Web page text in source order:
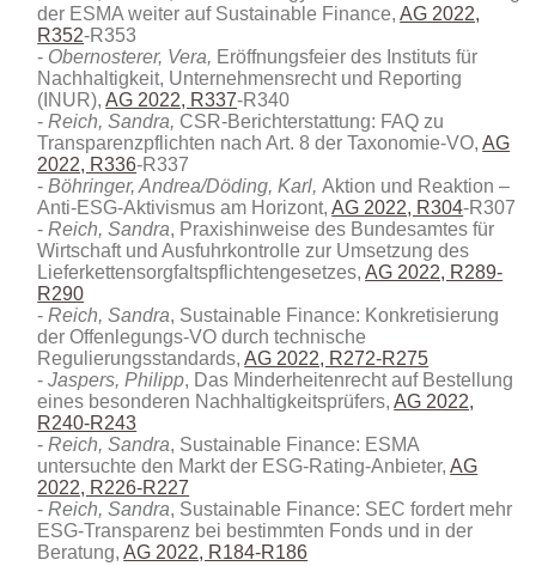
der ESMA weiter auf Sustainable Finance,AG 2022,
R352-R353
Obernosterer, Vera, Eröffnungsfeier des Instituts für
Nachhaltigkeit, Unternehmensrecht und Reporting
(INUR),AG 2022, R337-R340
Reich, Sandra, CSR-Berichterstattung: FAQ zu
Transparenzpflichten nach Art. 8 der Taxonomie-VO,AG
2022, R336-R337
Böhringer, Andrea/Döding, Karl,Aktion und Reaktion –
Anti-ESG-Aktivismus am Horizont,AG 2022, R304-R307
Reich, Sandra, Praxishinweise des Bundesamtes für
Wirtschaft und Ausfuhrkontrolle zur Umsetzung des
Lieferkettensorgfaltspflichtengesetzes,AG 2022, R289-
R290
Reich, Sandra, Sustainable Finance: Konkretisierung
der Offenlegungs-VO durch technische
Regulierungsstandards,AG 2022, R272-R275
Jaspers, Philipp, Das Minderheitenrecht auf Bestellung
eines besonderen Nachhaltigkeitsprüfers,AG 2022,
R240-R243
Reich, Sandra, Sustainable Finance: ESMA
untersuchte den Markt der ESG-Rating-Anbieter,AG
2022, R226-R227
Reich, Sandra, Sustainable Finance: SEC fordert mehr
ESG-Transparenz bei bestimmten Fonds und in der
Beratung,AG 2022, R184-R186